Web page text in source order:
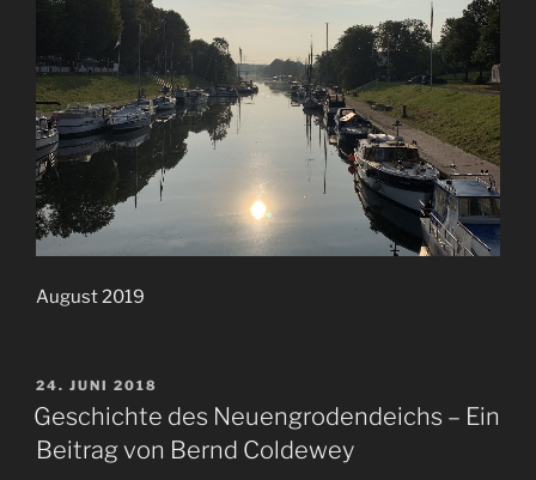
August 2019
VERÖFFENTLICHT
AM
24. JUNI 2018
Geschichte des Neuengrodendeichs – Ein
Beitrag von Bernd Coldewey